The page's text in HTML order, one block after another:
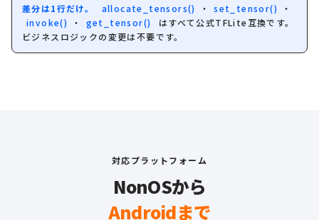
差分は1行だけ。 allocate_tensors() ・ set_tensor()
・
invoke()
・ get_tensor()
はすべて公式TFLite互換です。
ビジネスロジックの変更は不要です。
対応プラットフォーム
NonOSから
Androidまで